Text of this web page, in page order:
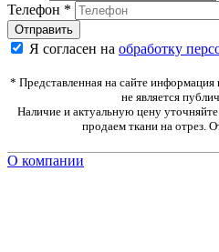
Телефон *
Я согласен на обработку
* Представленная на сайте информация
не является
Наличие и актуальную цену
продаем ткани на отрез.
О компании